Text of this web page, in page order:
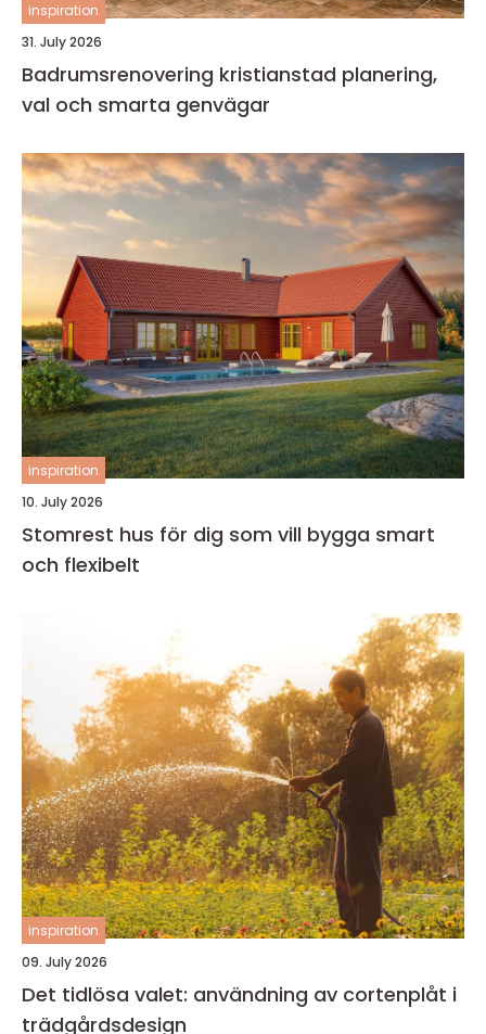
inspiration
31. July 2026
Badrumsrenovering kristianstad planering,
val och smarta genvägar
inspiration
10. July 2026
Stomrest hus för dig som vill bygga smart
och flexibelt
inspiration
09. July 2026
Det tidlösa valet: användning av cortenplåt i
trädgårdsdesign